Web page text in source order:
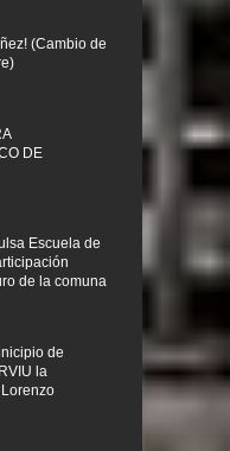
(Cambio de
DE
Escuela de
de la comuna
de
la